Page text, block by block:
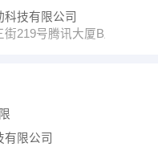
科技有限公司
街219号腾讯大厦B座4楼11号
有限公司